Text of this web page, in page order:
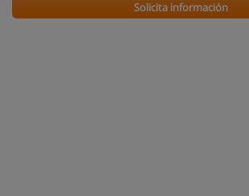
Solicita información